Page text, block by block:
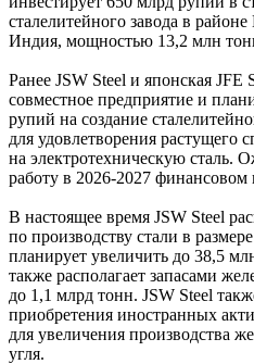
сталелитейного завода в
Индия, мощностью 13,2 млн
Ранее JSW Steel и японская JFE
совместное предприятие и
рупий на создание
для удовлетворения растущего
на электротехническую сталь.
работу в 2026-2027 финансовом
В настоящее время JSW Steel
по производству стали в
планирует увеличить до 38,5
также располагает запасами
до 1,1 млрд тонн. JSW Steel
приобретения иностранных
для увеличения производства
угля.